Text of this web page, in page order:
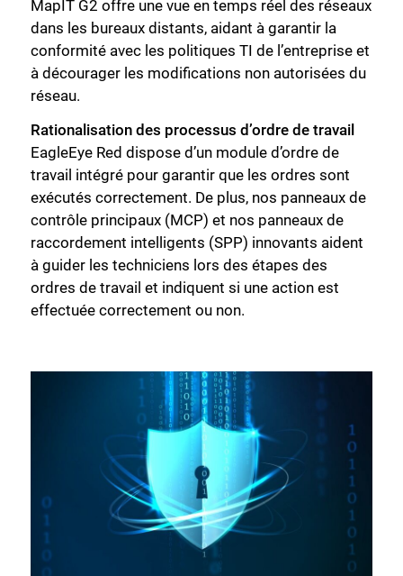
MapIT G2 offre une vue en temps réel des réseaux
dans les bureaux distants, aidant à garantir la
conformité avec les politiques TI de l’entreprise et
à décourager les modifications non autorisées du
réseau.
Rationalisation des processus d’ordre de travail
EagleEye Red dispose d’un module d’ordre de
travail intégré pour garantir que les ordres sont
exécutés correctement. De plus, nos panneaux de
contrôle principaux (MCP) et nos panneaux de
raccordement intelligents (SPP) innovants aident
à guider les techniciens lors des étapes des
ordres de travail et indiquent si une action est
effectuée correctement ou non.